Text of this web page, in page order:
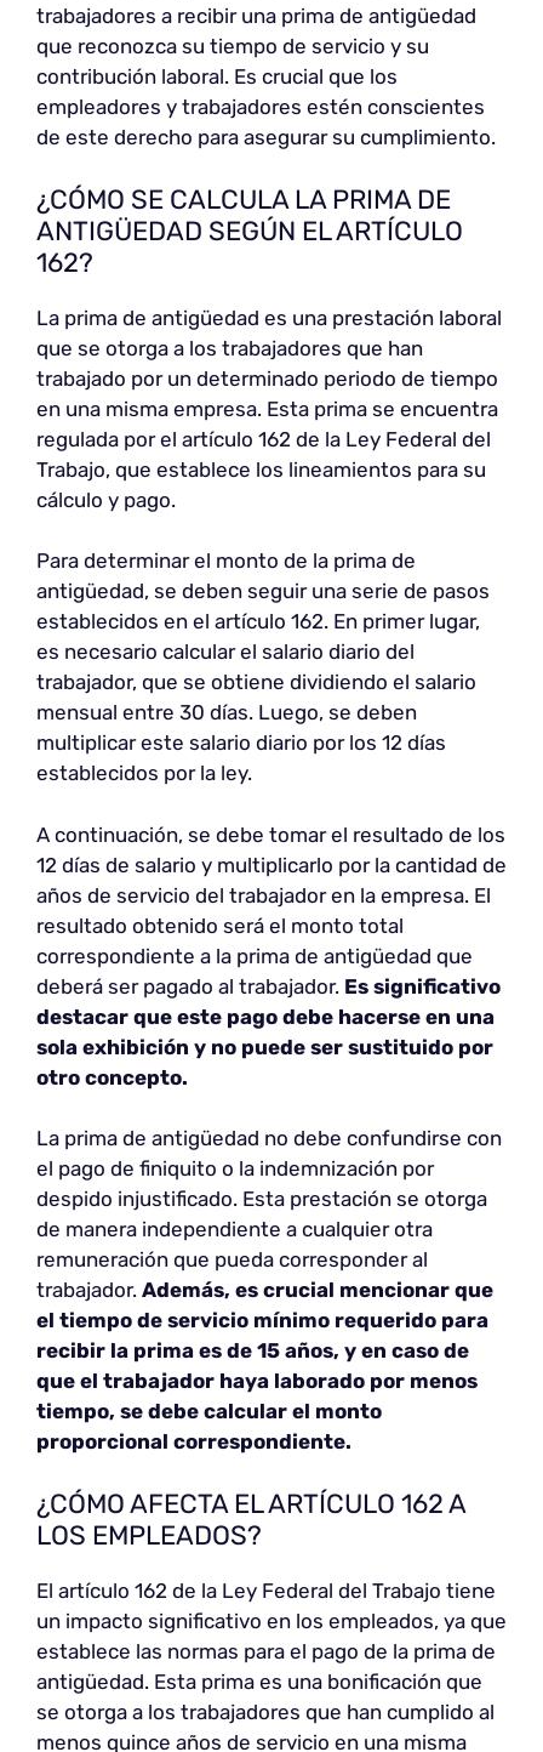
trabajadores a recibir una prima de antigüedad
que reconozca su tiempo de servicio y su
contribución laboral. Es crucial que los
empleadores y trabajadores estén conscientes
de este derecho para asegurar su cumplimiento.
¿CÓMO SE CALCULA LA PRIMA DE
ANTIGÜEDAD SEGÚN EL ARTÍCULO
162?
La prima de antigüedad es una prestación laboral
que se otorga a los trabajadores que han
trabajado por un determinado periodo de tiempo
en una misma empresa. Esta prima se encuentra
regulada por el artículo 162 de la Ley Federal del
Trabajo, que establece los lineamientos para su
cálculo y pago.
Para determinar el monto de la prima de
antigüedad, se deben seguir una serie de pasos
establecidos en el artículo 162. En primer lugar,
es necesario calcular el salario diario del
trabajador, que se obtiene dividiendo el salario
mensual entre 30 días. Luego, se deben
multiplicar este salario diario por los 12 días
establecidos por la ley.
A continuación, se debe tomar el resultado de los
12 días de salario y multiplicarlo por la cantidad de
años de servicio del trabajador en la empresa. El
resultado obtenido será el monto total
correspondiente a la prima de antigüedad que
deberá ser pagado al trabajador. Es significativo
destacar que este pago debe hacerse en una
sola exhibición y no puede ser sustituido por
otro concepto.
La prima de antigüedad no debe confundirse con
el pago de finiquito o la indemnización por
despido injustificado. Esta prestación se otorga
de manera independiente a cualquier otra
remuneración que pueda corresponder al
trabajador. Además, es crucial mencionar que
el tiempo de servicio mínimo requerido para
recibir la prima es de 15 años, y en caso de
que el trabajador haya laborado por menos
tiempo, se debe calcular el monto
proporcional correspondiente.
¿CÓMO AFECTA EL ARTÍCULO 162 A
LOS EMPLEADOS?
El artículo 162 de la Ley Federal del Trabajo tiene
un impacto significativo en los empleados, ya que
establece las normas para el pago de la prima de
antigüedad. Esta prima es una bonificación que
se otorga a los trabajadores que han cumplido al
menos quince años de servicio en una misma